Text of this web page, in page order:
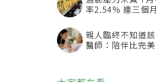
通膨壓力未減 7
率2.54% 連三個
親人臨終不知道
醫師：陪伴比完